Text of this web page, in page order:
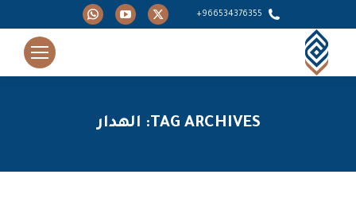
966534376355+
X
in
window
YouTube
in
window
Whatsapp
opens
in
TAG ARCHIVES: الهدار